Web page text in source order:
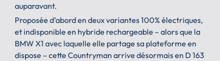
auparavant.
Proposée d’abord en deux variantes 100% électriques,
et indisponible en hybride rechargeable – alors que la
BMW X1 avec laquelle elle partage sa plateforme en
dispose – cette Countryman arrive désormais en D 163